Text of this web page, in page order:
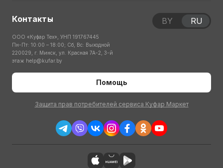
Контакты
ООО «Куфар Тех», УНП 191767445
Пн-Пт: 10:00 – 18:00; Сб, Вс: Выходной
220029, г. Минск, ул. Красная 7А-2, 3-й
этаж help@kufar.by
Помощь
Защита прав потребителей сервиса Куфар Маркет
BY RU